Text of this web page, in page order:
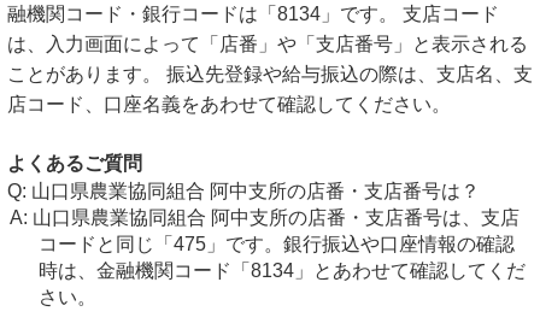
融機関コード・銀行コードは「8134」です。 支店コード
は、入力画面によって「店番」や「支店番号」と表示される
ことがあります。 振込先登録や給与振込の際は、支店名、支
店コード、口座名義をあわせて確認してください。
よくあるご質問
山口県農業協同組合 阿中支所の店番・支店番号は？
山口県農業協同組合 阿中支所の店番・支店番号は、支店
コードと同じ「475」です。銀行振込や口座情報の確認
時は、金融機関コード「8134」とあわせて確認してくだ
さい。